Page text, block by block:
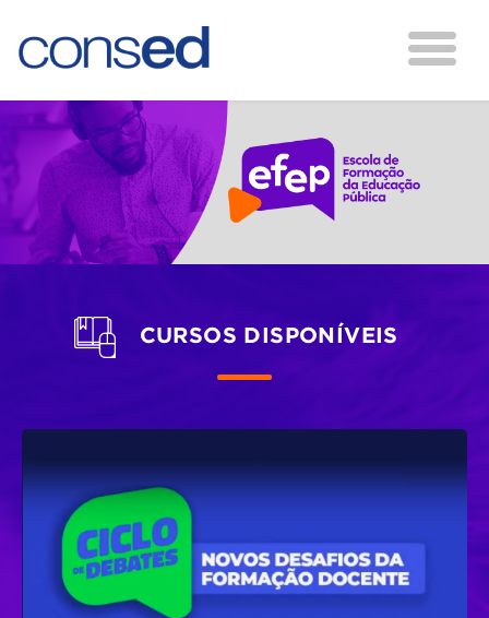
CURSOS DISPONÍVEIS